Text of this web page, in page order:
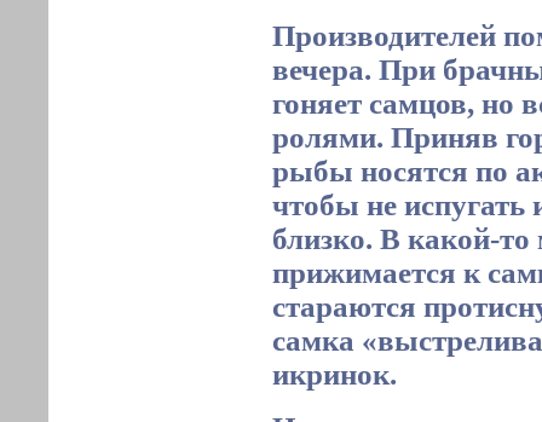
Производителей
вечера. При
гоняет самцов, но
ролями. Приняв
рыбы носятся по
чтобы не испугать
близко. В какой-
прижимается к
стараются
самка
икринок.